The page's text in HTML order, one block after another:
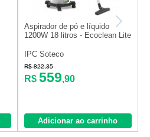
Aspirador de pó e líquido
1200W 18 litros - Ecoclean Lite
IPC Soteco
R$ 822,35
R$ 559,90
Adicionar ao carrinho